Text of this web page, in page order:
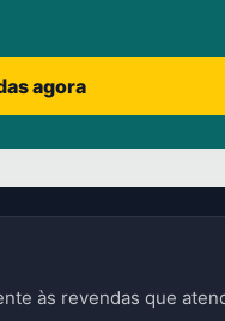
agora
às revendas que